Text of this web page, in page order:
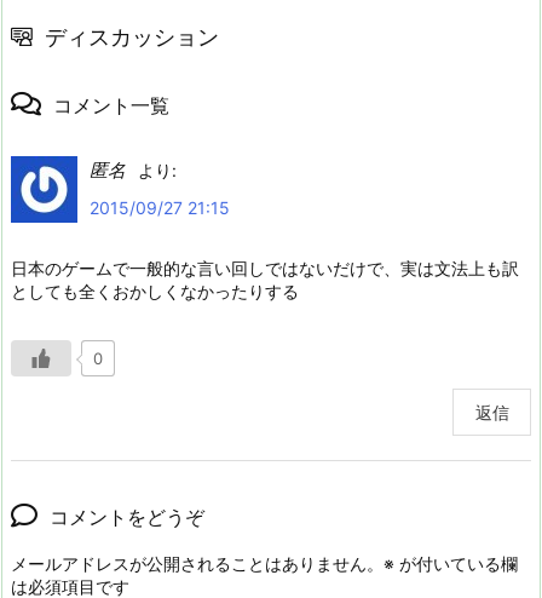
ディスカッション
コメント一覧
匿名
より:
2015/09/27 21:15
日本のゲームで一般的な言い回しではないだけで、実は文法上も訳
としても全くおかしくなかったりする
0
返信
コメントをどうぞ
メールアドレスが公開されることはありません。 ※ が付いている欄
は必須項目です